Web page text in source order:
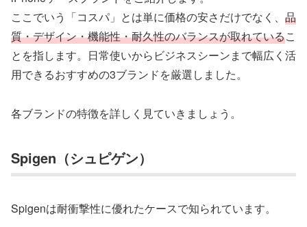
ここでいう「コスパ」とは単に価格の安さだけでなく、 品
質・デザイン・機能性・耐久性のバランスが取れているこ
とを指します。日常使いからビジネスシーンまで幅広く活
用できるおすすめの3ブランドを厳選しました。
各ブランドの特徴を詳しく見ていきましょう。
Spigen（シュピゲン）
Spigenは耐衝撃性に優れたケースで知られています。